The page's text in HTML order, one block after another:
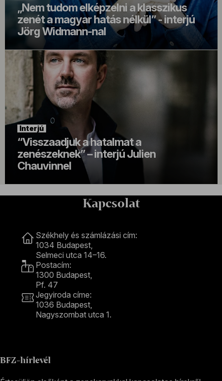
„Nem tudom elképzelni a klasszikus
zenét a magyar hatás nélkül” - interjú
Jörg Widmann-nal
Interjú
“Visszaadjuk a hatalmat a
zenészeknek” – interjú Julien
Chauvinnel
Kapcsolat
Székhely és számlázási cím:
1034 Budapest,
Selmeci utca 14–16.
Postacím:
1300 Budapest,
Pf. 47
Jegyiroda címe:
1036 Budapest,
Nagyszombat utca 1.
BFZ-hírlevél